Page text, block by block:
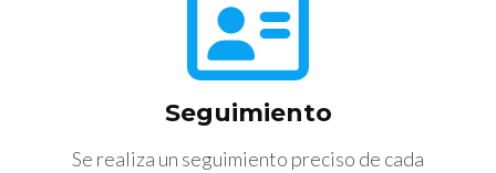
Seguimiento
Se realiza un seguimiento preciso de cada